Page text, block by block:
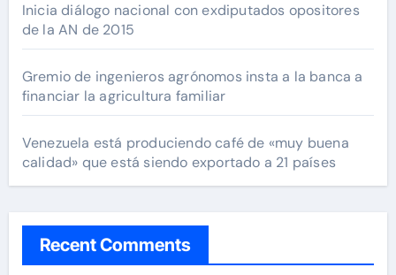
Inicia diálogo nacional con exdiputados opositores
de la AN de 2015
Gremio de ingenieros agrónomos insta a la banca a
financiar la agricultura familiar
Venezuela está produciendo café de «muy buena
calidad» que está siendo exportado a 21 países
Recent Comments